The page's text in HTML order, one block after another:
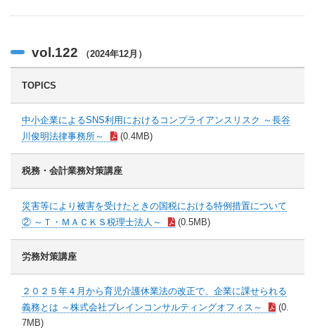
vol.122 （2024年12月）
TOPICS
中小企業によるSNS利用におけるコンプライアンスリスク ～長谷
川俊明法律事務所～
(0.4MB)
税務・会計業務対策講座
災害等により被害を受けたときの国税における特例措置について
② ～Ｔ・ＭＡＣＫＳ税理士法人～
(0.5MB)
労務対策講座
２０２５年４月から育児介護休業法の改正で、企業に課せられる
義務とは ～株式会社ブレインコンサルティングオフィス～
(0.
7MB)